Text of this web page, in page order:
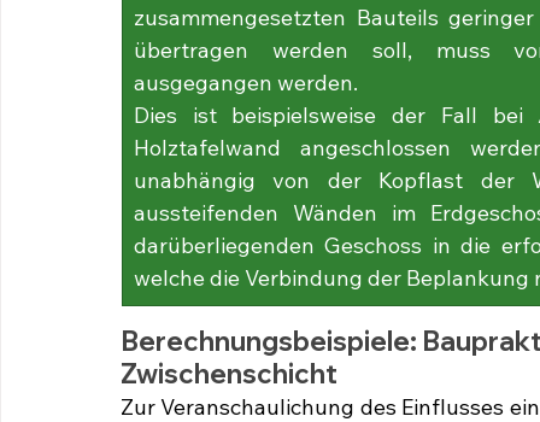
zusammengesetzten Bauteils
übertragen werden soll, muss
ausgegangen werden.
Dies ist beispielsweise der Fall bei
Holztafelwand angeschlossen
unabhängig von der Kopflast der
aussteifenden Wänden im
darüberliegenden Geschoss in die
welche die Verbindung der
Berechnungsbeispiele:
Zwischenschicht
Zur Veranschaulichung des Einflusses